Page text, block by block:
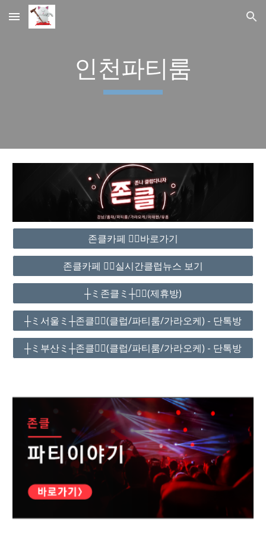
Skip to main content Skip to navigation
인천파티룸
존클카페 ❤️‍🔥바로가기
존클카페 ❤️‍🔥실시간클럽뉴스 보기
┼ミ존클ミ┼❤️‍🔥(제휴방)
┼ミ서울ミ┼존클❤️‍🔥(클럽/파티룸/가라오케) - 단톡방
┼ミ부산ミ┼존클❤️‍🔥(클럽/파티룸/가라오케) - 단톡방